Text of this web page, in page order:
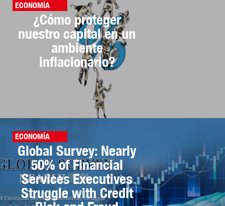
ECONOMÍA
¿Cómo proteger
nuestro capital en un
ambiente
inflacionario?
ECONOMÍA
Global Survey: Nearly
50% of Financial
Services Executives
Struggle with Credit